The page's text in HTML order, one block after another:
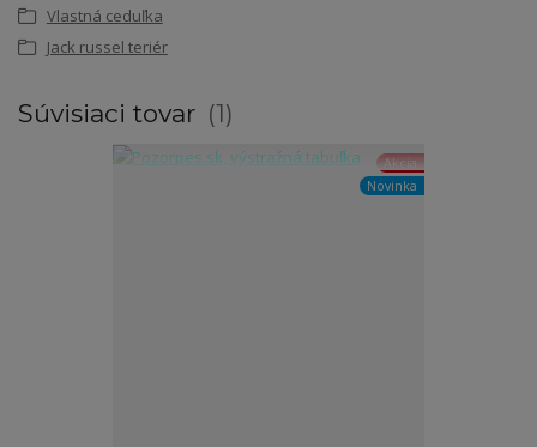
Vlastná ceduľka
Jack russel teriér
Súvisiaci tovar 1
Akcia
Novinka